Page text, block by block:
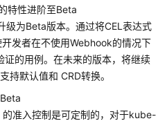
特性进阶至Beta
级为Beta版本。通过将CEL表达式
发者在不使用Webhook的情况下
证的用例。在未来的版本，将继续
持默认值和 CRD转换。
准入控制是可定制的，对于kube-